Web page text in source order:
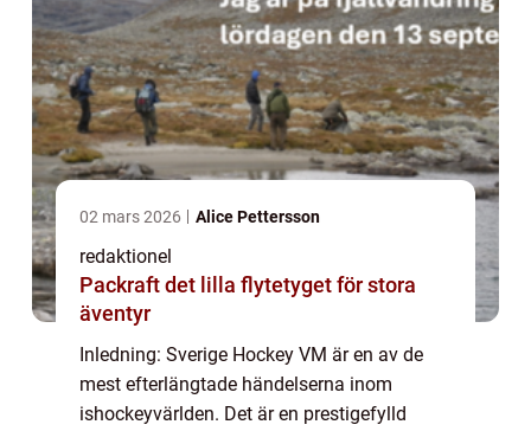
02 mars 2026 Alice Pettersson
redaktionel
Packraft det lilla flytetyget för stora
äventyr
Inledning: Sverige Hockey VM är en av de
mest efterlängtade händelserna inom
ishockeyvärlden. Det är en prestigefylld